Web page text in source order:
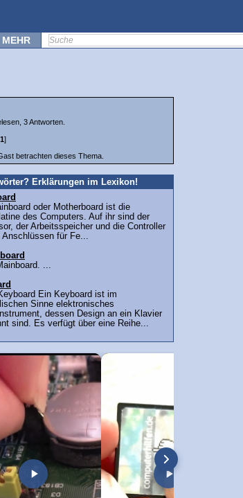
MEHR
3 Antworten.
1]
betrachten dieses Thema.
Erklärungen im Lexikon!
oder Motherboard ist die
des Computers. Auf ihr sind der
der Arbeitsspeicher und die Controller
Anschlüssen für Fe...
...
Ein Keyboard ist im
Sinne elektronisches
dessen Design an ein Klavier
sind. Es verfügt über eine Reihe...